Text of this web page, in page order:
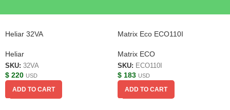
Heliar 32VA
Heliar
SKU: 32VA
$ 220 USD
ADD TO CART
Matrix Eco ECO110I
Matrix ECO
SKU: ECO110I
$ 183 USD
ADD TO CART